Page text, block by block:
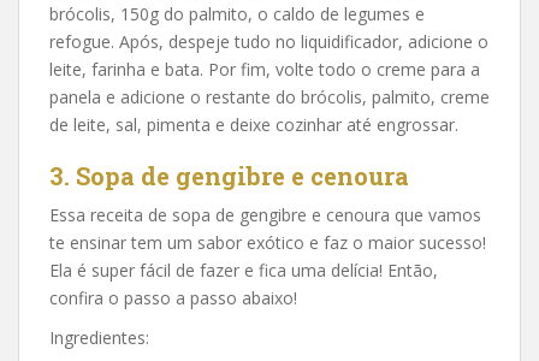
brócolis, 150g do palmito, o caldo de legumes e
refogue. Após, despeje tudo no liquidificador, adicione o
leite, farinha e bata. Por fim, volte todo o creme para a
panela e adicione o restante do brócolis, palmito, creme
de leite, sal, pimenta e deixe cozinhar até engrossar.
3. Sopa de gengibre e cenoura
Essa receita de sopa de gengibre e cenoura que vamos
te ensinar tem um sabor exótico e faz o maior sucesso!
Ela é super fácil de fazer e fica uma delícia! Então,
confira o passo a passo abaixo!
Ingredientes: